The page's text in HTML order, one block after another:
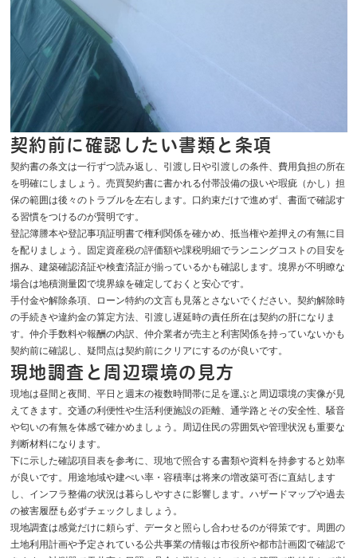
契約前に確認したい書類と条項
契約書の条文は一行ずつ読み返し、引渡し日や引渡しの条件、費用負担の所在
を明確にしましょう。売買契約書に書かれる付帯設備の扱いや瑕疵（かし）担
保の範囲は後々のトラブルを左右します。口約束だけで進めず、書面で確認す
る習慣をつけるのが賢明です。
登記簿謄本や登記事項証明書で権利関係を確かめ、抵当権や差押えの有無に目
を配りましょう。固定資産税の評価額や課税明細でランニングコストの目安を
掴み、建築確認済証や検査済証が揃っているかも確認します。境界が不明瞭な
場合は地積測量図で境界線を確定しておくと安心です。
手付金や解除条項、ローン特約の文言も見落とさないでください。契約解除時
の手続きや違約金の算定方法、引渡し遅延時の責任所在は契約の肝になりま
す。仲介手数料や報酬の内訳、仲介業者が売主と利害関係を持っていないかも
契約前に確認し、疑問点は契約前にクリアにするのが良いです。
現地調査と周辺環境の見方
現地は昼間と夜間、平日と週末の複数時間帯に足を運ぶと周辺環境の実像が見
えてきます。交通の利便性や生活利便施設の距離、通学路とその安全性、騒音
や匂いの有無を体感で確かめましょう。周辺住民の雰囲気や管理状況も重要な
判断材料になります。
下に示した確認項目表を参考に、現地で照合する書類や資料を持参すると効率
が良いです。用途地域や建ぺい率・容積率は将来の増改築可否に直結します
し、インフラ整備の状況は暮らしやすさに影響します。ハザードマップや過去
の被害履歴も必ずチェックしましょう。
現地調査は感覚だけに頼らず、データと照らし合わせるのが得策です。周囲の
土地利用計画や予定されている公共事業の情報は市役所や都市計画図で確認で